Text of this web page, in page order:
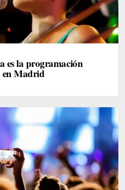
es la programación
en Madrid